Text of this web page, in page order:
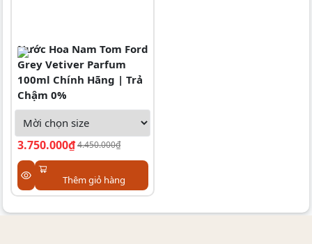
Nước Hoa Nam Tom Ford
Grey Vetiver Parfum
100ml Chính Hãng | Trả
Chậm 0%
3.750.000₫ 4.450.000₫
Thêm giỏ hàng